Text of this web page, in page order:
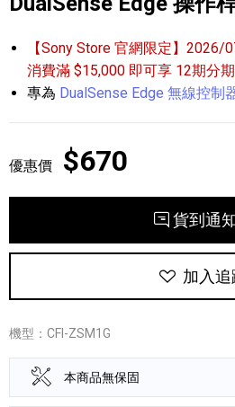
【Sony Store 官網限定】
消費滿 $15,000 即可享 12期分期
專為 DualSense Edge 無線控制
優惠價 $670
貨到通
加入追
機型：CFI-ZSM1G
本商品無保固